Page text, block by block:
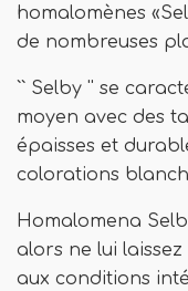
homalomènes
de nombreuses
`` Selby '' se
moyen avec des
épaisses et
colorations
Homalomena
alors ne lui
aux conditions